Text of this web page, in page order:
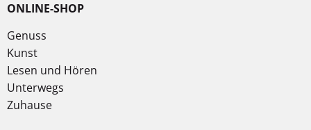
ONLINE-SHOP
Genuss
Kunst
Lesen und Hören
Unterwegs
Zuhause